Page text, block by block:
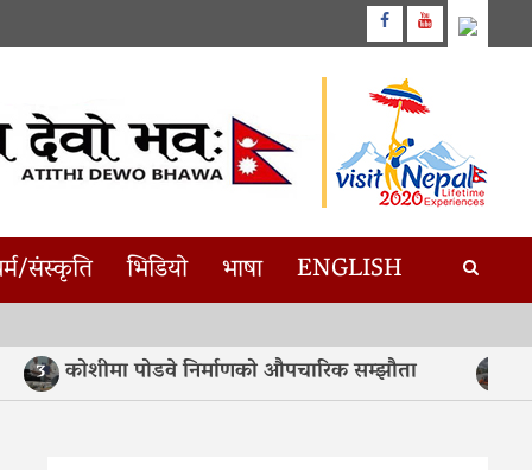
Facebook
Youtube
संस्कृति भिडियो भाषा ENGLISH
कोशीमा पोडवे निर्माणको औपचारिक सम्झौता 4